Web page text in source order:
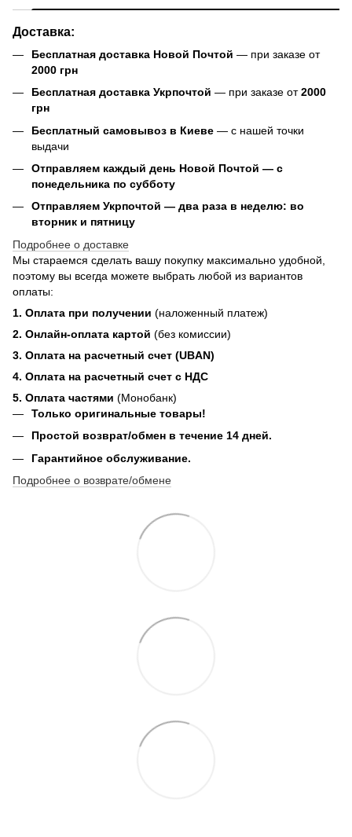
Доставка:
Бесплатная доставка Новой Почтой — при заказе от
2000 грн
Бесплатная доставка Укрпочтой — при заказе от2000
грн
Бесплатный самовывоз в Киеве — с нашей точки
выдачи
Отправляем каждый день Новой Почтой — с
понедельника по субботу
Отправляем Укрпочтой — два раза в неделю: во
вторник и пятницу
Подробнее о доставке
Мы стараемся сделать вашу покупку максимально удобной,
поэтому вы всегда можете выбрать любой из вариантов
оплаты:
1. Оплата при получении (наложенный платеж)
2. Онлайн-оплата картой (без комиссии)
3. Оплата на расчетный счет (UBAN)
4. Оплата на расчетный счет с НДС
5. Оплата частями (Монобанк)
Только оригинальные товары!
Простой возврат/обмен в течение 14 дней.
Гарантийное обслуживание.
Подробнее о возврате/обмене